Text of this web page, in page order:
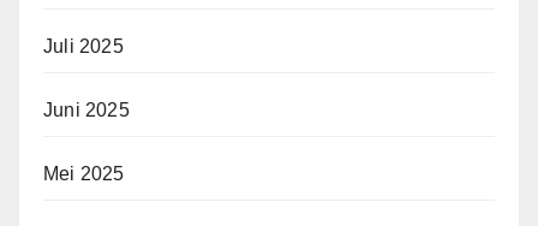
Juli 2025
Juni 2025
Mei 2025